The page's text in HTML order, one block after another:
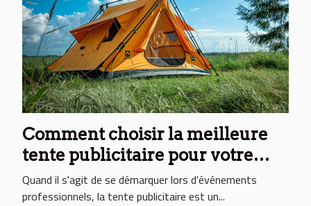
Comment choisir la meilleure
tente publicitaire pour votre
événement professionnel
Quand il s'agit de se démarquer lors d'événements
professionnels, la tente publicitaire est un...